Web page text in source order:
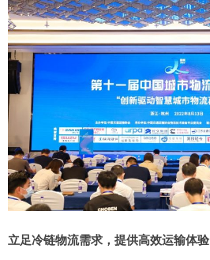
立足冷链物流需求，提供高效运输体验